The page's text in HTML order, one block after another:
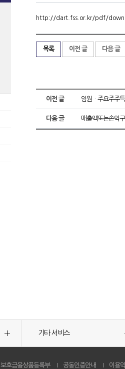
http://dart.fss.or.kr/pdf/
목록 이전 글 다음 글
이전 글 임원ㆍ주요주주
다음 글 매출액또는손익
기타 서비스
보호금융상품등록부 공동인증안내 이용